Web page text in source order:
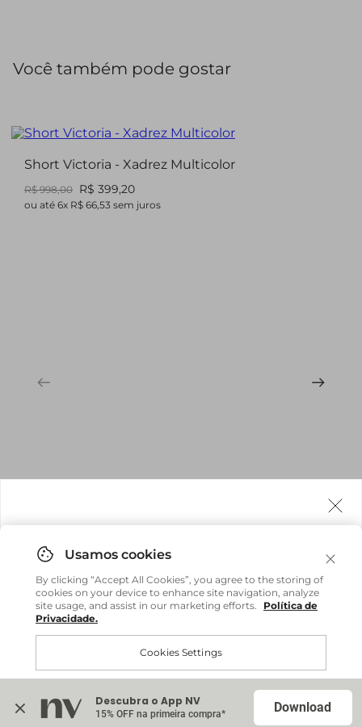
Você também pode gostar
Short Victoria - Xadrez Multicolor
R$ 998,00 R$ 399,20
ou até 6x R$ 66,53 sem juros
em sua casa, não importa onde você estiver.
Comprar no site internacional
InternacionalDescubra o App NV
15% OFF na primeira compra* Download
By clicking “Accept All Cookies”, you agree to the storing of
cookies on your device to enhance site navigation, analyze
site usage, and assist in our marketing efforts.
Política de
Privacidade.
Cookies Settings
Accept All Cookies